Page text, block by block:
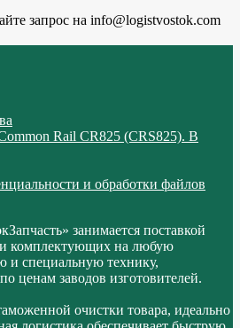
запрос на info@logistvostok.com
Rail CR825 (CRS825). В
и обработки файлов
занимается поставкой
комплектующих на любую
и специальную технику,
ценам заводов изготовителей.
очистки товара, идеально